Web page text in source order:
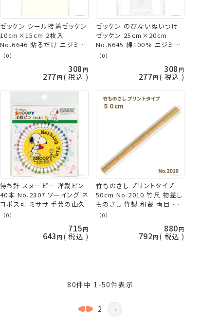
ゼッケン シール接着ゼッケン
10cm×15cm 2枚入
No.6646 貼るだけ ニジミ防
止加工 体操着 ネコポス可 ミ
（0）
308
277 税込
ゼッケン のびないぬいつけ
ゼッケン 25cm×20cm
No.6645 綿100% ニジミ防
止加工 手縫糸付き 体操着
（0）
308
277 税込
待ち針 スヌーピー 洋裁ピン
40本 No.2307 ソーイング ネ
コポス可 ミササ 手芸の山久
（0）
715
643 税込
竹ものさし プリントタイプ
50cm No.2010 竹尺 物差し
ものさし 竹製 和裁 両目 ミ
ササ 手芸の山久
（0）
880
792 税込
80件中 1 -50件表示
1 2